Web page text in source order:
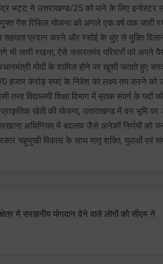
भट्ट ने उत्तराखण्ड/25 को पाने के लिए इन्वेस्टर
गैस रिफिल योजना को अगले एक वर्ष तक जारी
सहयता प्रदान करने और रसोई के धुंए से मुक्ति
जारी रखना, ऐसे जरूरतमंद परिवारों को अपने
मोदी के शामिल होने पर खुशी जताते हुए
हजार करोड़ रुपए के निवेश का लक्ष्य तय करने
तरह विद्यालयी शिक्षा विभाग में मृतक संवर्ग के
खेती की योजना, उत्तराखण्ड में वन भूमि
अधिनियम में बदलाव जैसे अनेकों निर्णयों
चहुमुखी विकास के साथ मातृ शक्ति, युवाओं एवं
में सराहनीय योगदान देने वाले लोगों को सीएम ने